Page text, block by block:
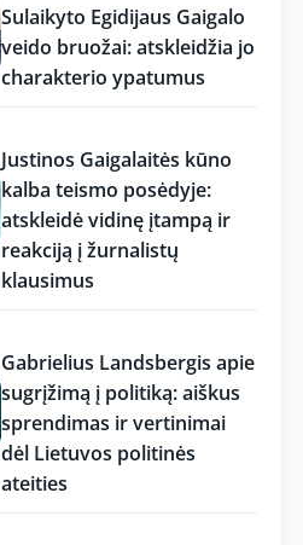
Sulaikyto Egidijaus Gaigalo
veido bruožai: atskleidžia jo
charakterio ypatumus
Justinos Gaigalaitės kūno
kalba teismo posėdyje:
atskleidė vidinę įtampą ir
reakciją į žurnalistų
klausimus
Gabrielius Landsbergis apie
sugrįžimą į politiką: aiškus
sprendimas ir vertinimai
dėl Lietuvos politinės
ateities